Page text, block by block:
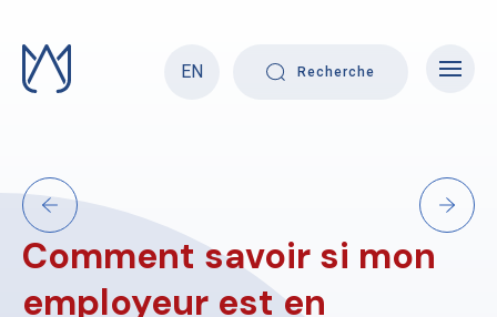
content
EN
Recherche
Comment savoir si mon
employeur est en